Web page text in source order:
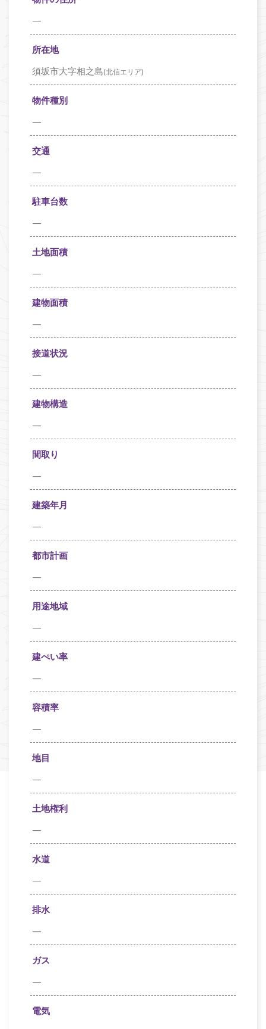
—
所在地
須坂市大字相之島(北信エリア)
物件種別
—
交通
—
駐車台数
—
土地面積
—
建物面積
—
接道状況
—
建物構造
—
間取り
—
建築年月
—
都市計画
—
用途地域
—
建ぺい率
—
容積率
—
地目
—
土地権利
—
水道
—
排水
—
ガス
—
電気